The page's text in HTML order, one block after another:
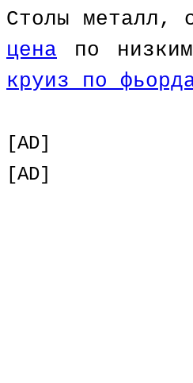
Столы металл,
цена по
круиз по
[AD]
[AD]